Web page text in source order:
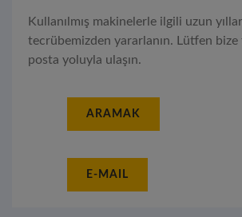
Kullanılmış makinelerle ilgili uzun
tecrübemizden yararlanın. Lütfen
posta yoluyla ulaşın.
ARAMAK
E-MAIL